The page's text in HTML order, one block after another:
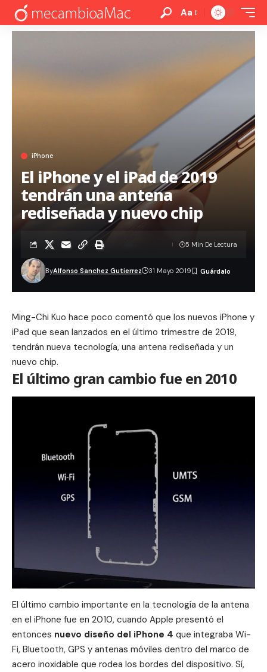
Aa
iPhone
El iPhone y el iPad de 2019
tendrán una antena
rediseñada y nuevo chip
ByAlfonso Sanchez Gutierrez 31 Mayo 2019
5 Min De Lectura
Ming-Chi Kuo hace poco comentó que los nuevos iPhone y
iPad que sean lanzados en el último trimestre de 2019,
tendrán nueva tecnología, una antena rediseñada y un
nuevo chip.
El último gran cambio fue en 2010
El último cambio importante en la tecnología de la antena
en el iPhone fue en 2010, cuando Apple presentó el
entonces nuevo diseño del iPhone 4 que integraba Wi-
Fi, Bluetooth, GPS y antenas móviles dentro del marco de
acero inoxidable que rodea los bordes del dispositivo. Sí,